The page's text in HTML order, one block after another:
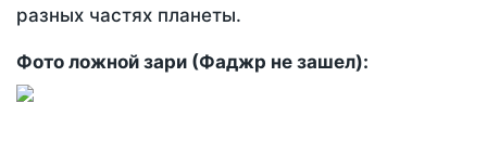
разных частях планеты.
Фото ложной зари (Фаджр не зашел):